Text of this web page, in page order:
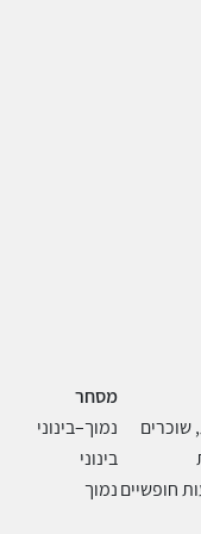
מסחר
שוכרים
נמוך–בינוני
בינוני
חופשייםנמוך